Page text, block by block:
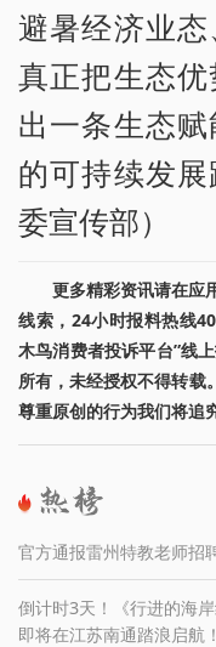
避暑经济业态
真正把生态
出一条生态
的可持续发
委宣传部）
更多精彩资讯请在应
线索，24小时报料热线
木鸟消费者投诉平台”线
所有，未经授权不得转
尊重原创的行为我们将追
官方通报雷州特教老师招
倒计时3天！《行进的海
即将在江苏南通踏浪启航！